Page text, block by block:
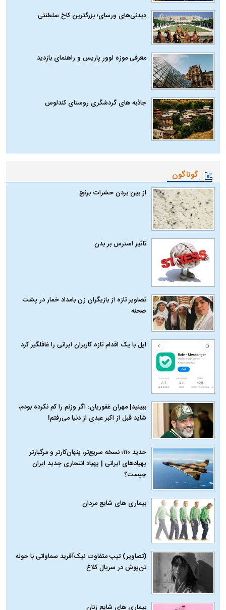
دیدنی‌های ورسای؛ بزرگترین کاخ سلطنتی
معرفی موزه لوور پاریس و راهنمای بازدید
جاذبه های گردشگری روستای کندلوس
گوناگون
از بین بردن حشرات برنج
تاثیر استرس بر بدن
تصاویر تازه از بازیگران زن بامداد خمار در پشت
صحنه
اپل با یک اقدام تازه کاربران ایرانی را غافلگیر کرد
ببینید| مهران غفوریان: اگر وزنم را کم نکرده بودم،
شاید قبل از اکبر عبدی از دنیا می‌رفتم!
حدید ۱۱۰؛ نسخه سریع‌تر، پنهان‌کارتر و مرگبارتر
پهپادهای ایرانی | پهپاد انتحاری جدید ایران
چیست؟
بیماری‌ های شایع مردان
(تصاویر) تیپ متفاوت نیک‌آفرید سماواتی با حوله
تن‌پوش در سریال کلاغ
بیماری‌ های شایع زنان